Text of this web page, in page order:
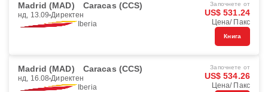
Madrid (MAD) Caracas (CCS)
нд, 13.09 Директен
Iberia
Започнете от
US$ 531.24
Цена/ Пакс
Книга
Madrid (MAD) Caracas (CCS)
нд, 16.08 Директен
Iberia
Започнете от
US$ 534.26
Цена/ Пакс